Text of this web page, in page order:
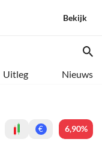
Bekijk
Uitleg Nieuws
€ 6,90%